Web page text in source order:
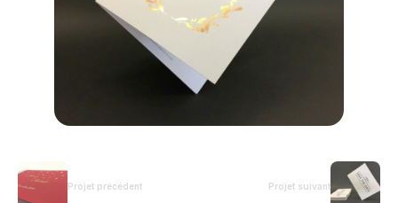
Projet précédent Projet suivant